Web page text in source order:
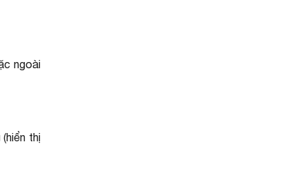
ngoài
thị